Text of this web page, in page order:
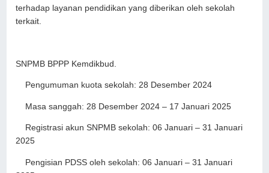
terhadap layanan pendidikan yang diberikan oleh sekolah
terkait.
SNPMB BPPP Kemdikbud.
Pengumuman kuota sekolah: 28 Desember 2024
Masa sanggah: 28 Desember 2024 – 17 Januari 2025
Registrasi akun SNPMB sekolah: 06 Januari – 31 Januari
2025
Pengisian PDSS oleh sekolah: 06 Januari – 31 Januari